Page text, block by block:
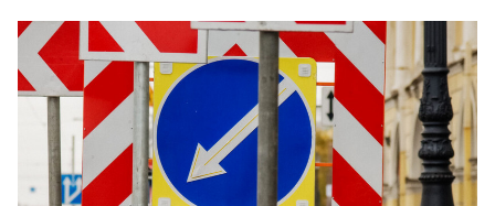
Выставки
Пресс-
релизы
О
Metro
Стримы
Спецпроекты